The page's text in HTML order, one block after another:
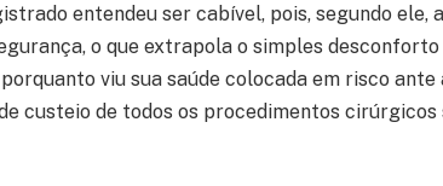
entendeu ser cabível, pois, segundo ele,
o que extrapola o simples
viu sua saúde colocada em risco ante
custeio de todos os procedimentos